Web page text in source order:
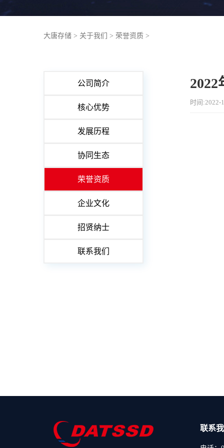
大唐存储 > 关于我们 > 荣誉资质 >
公司简介
核心优势
发展历程
协同生态
荣誉资质
企业文化
招贤纳士
联系我们
时间:2022-
联系